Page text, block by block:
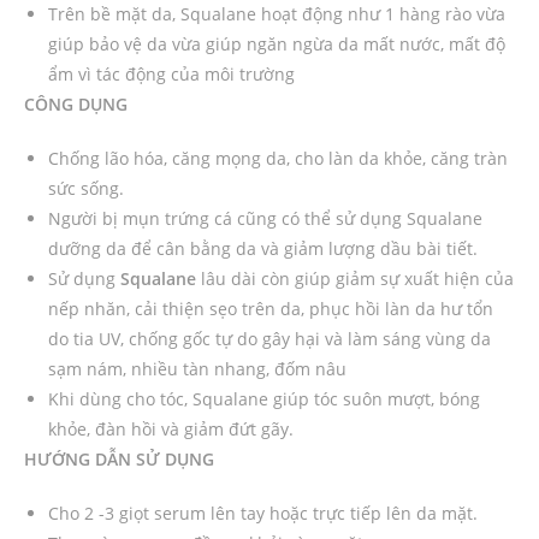
Trên bề mặt da, Squalane hoạt động như 1 hàng rào vừa
giúp bảo vệ da vừa giúp ngăn ngừa da mất nước, mất độ
ẩm vì tác động của môi trường
CÔNG DỤNG
Chống lão hóa, căng mọng da, cho làn da khỏe, căng tràn
sức sống.
Người bị mụn trứng cá cũng có thể sử dụng Squalane
dưỡng da để cân bằng da và giảm lượng dầu bài tiết.
Sử dụng Squalane lâu dài còn giúp giảm sự xuất hiện của
nếp nhăn, cải thiện sẹo trên da, phục hồi làn da hư tổn
do tia UV, chống gốc tự do gây hại và làm sáng vùng da
sạm nám, nhiều tàn nhang, đốm nâu
Khi dùng cho tóc, Squalane giúp tóc suôn mượt, bóng
khỏe, đàn hồi và giảm đứt gãy.
HƯỚNG DẪN SỬ DỤNG
Cho 2 -3 giọt serum lên tay hoặc trực tiếp lên da mặt.